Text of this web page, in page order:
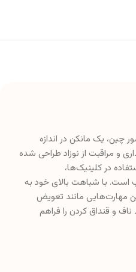
چین، یک مانکن در اندازه
و مراقبت از نوزاد طراحی شده
در کلینیک‌ها،
است. با شباهت بالای خود به
مهارت‌هایی مانند تعویض
و قنداق کردن را فراهم